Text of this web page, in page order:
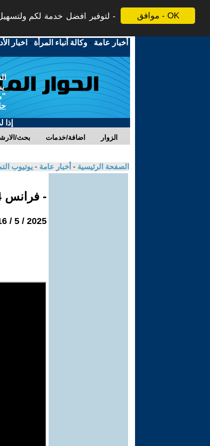
موافق - OK
لتوفير افضل خدمة لكم
أخبار عامة -وكالة أنباء المرأة - اخبار
بحث/ اضافة/خدمات الزوار
الصفحة الرئيسية - أخبار عامة - يوتيوب
- فرانس 24
2025 / 5 / 16